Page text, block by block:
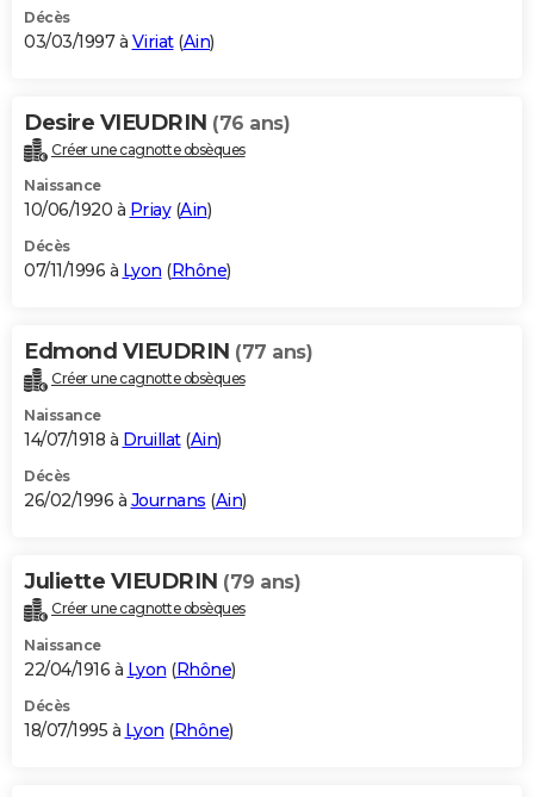
Décès
03/03/1997 à Viriat(Ain)
Desire VIEUDRIN (76 ans)
Créer une cagnotte obsèques
Naissance
10/06/1920 à Priay(Ain)
Décès
07/11/1996 à Lyon (Rhône)
Edmond VIEUDRIN (77 ans)
Créer une cagnotte obsèques
Naissance
14/07/1918 à Druillat(Ain)
Décès
26/02/1996 à Journans (Ain)
Juliette VIEUDRIN (79 ans)
Créer une cagnotte obsèques
Naissance
22/04/1916 à Lyon (Rhône)
Décès
18/07/1995 à Lyon (Rhône)